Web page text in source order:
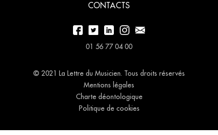
CONTACTS
01 56 77 04 00
© 2021 La Lettre du Musicien. Tous droits réservés
Mentions légales
Charte déontologique
Politique de cookies